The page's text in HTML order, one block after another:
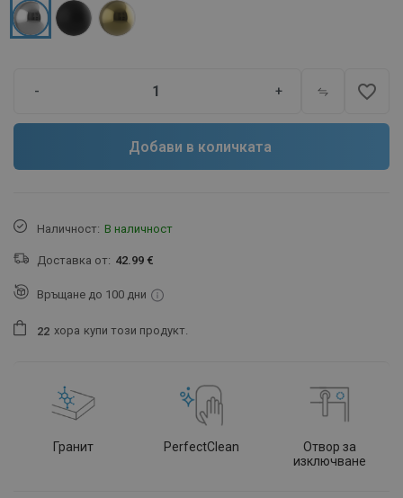
- + favorite_border
Добави в количката
Наличност: В наличност
Доставка от: 42.99 €
Връщане до 100 дни
22 хора купи този продукт.
Гранит PerfectClean
Отвор за
изключване